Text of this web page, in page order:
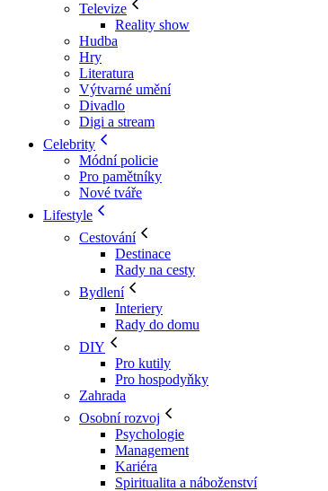
Televize
Reality show
Hudba
Hry
Literatura
Výtvarné umění
Divadlo
Digi a stream
Celebrity
Módní policie
Pro pamětníky
Nové tváře
Lifestyle
Cestování
Destinace
Rady na cesty
Bydlení
Interiery
Rady do domu
DIY
Pro kutily
Pro hospodyňky
Zahrada
Osobní rozvoj
Psychologie
Management
Kariéra
Spiritualita a náboženství